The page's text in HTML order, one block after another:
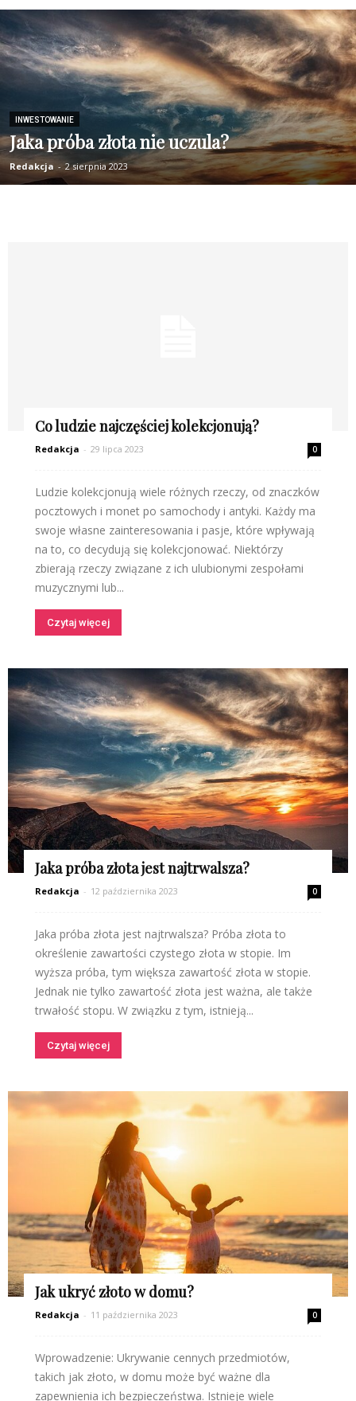
INWESTOWANIE
Jaka próba złota nie uczula?
Redakcja - 2 sierpnia 2023
Co ludzie najczęściej kolekcjonują?
Redakcja - 29 lipca 2023 0
Ludzie kolekcjonują wiele różnych rzeczy, od znaczków
pocztowych i monet po samochody i antyki. Każdy ma
swoje własne zainteresowania i pasje, które wpływają
na to, co decydują się kolekcjonować. Niektórzy
zbierają rzeczy związane z ich ulubionymi zespołami
muzycznymi lub...
Czytaj więcej
Jaka próba złota jest najtrwalsza?
Redakcja - 12 października 2023 0
Jaka próba złota jest najtrwalsza? Próba złota to
określenie zawartości czystego złota w stopie. Im
wyższa próba, tym większa zawartość złota w stopie.
Jednak nie tylko zawartość złota jest ważna, ale także
trwałość stopu. W związku z tym, istnieją...
Czytaj więcej
Jak ukryć złoto w domu?
Redakcja - 11 października 2023 0
Wprowadzenie: Ukrywanie cennych przedmiotów,
takich jak złoto, w domu może być ważne dla
zapewnienia ich bezpieczeństwa. Istnieje wiele